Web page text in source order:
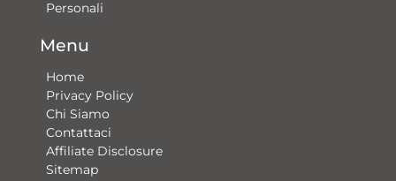
Personali
Menu
Home
Privacy Policy
Chi Siamo
Contattaci​
Affiliate Disclosure
Sitemap